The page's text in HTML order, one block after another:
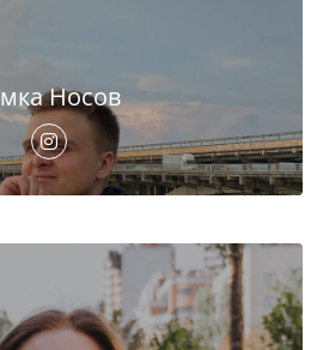
Носов